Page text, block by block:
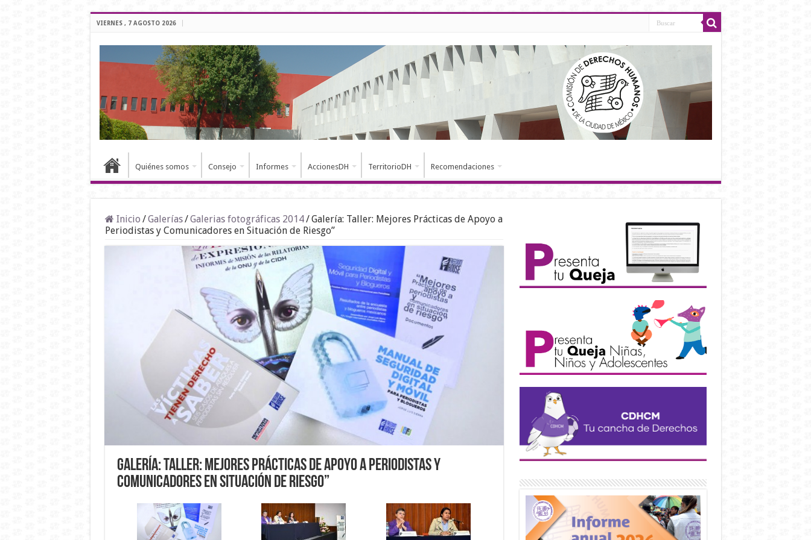
VIERNES , 7 AGOSTO 2026
Quiénes somos Consejo Informes AccionesDH TerritorioDH Recomendaciones
Inicio /Galerías/Galerias fotográficas 2014/Galería: Taller: Mejores Prácticas de Apoyo a
Periodistas y Comunicadores en Situación de Riesgo”
Galería: Taller: Mejores Prácticas de Apoyo a Periodistas y
Comunicadores en Situación de Riesgo”